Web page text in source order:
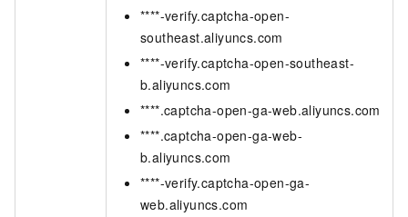
****-verify.captcha-open-
southeast.aliyuncs.com
****-verify.captcha-open-southeast-
b.aliyuncs.com
****.captcha-open-ga-web.aliyuncs.com
****.captcha-open-ga-web-
b.aliyuncs.com
****-verify.captcha-open-ga-
web.aliyuncs.com